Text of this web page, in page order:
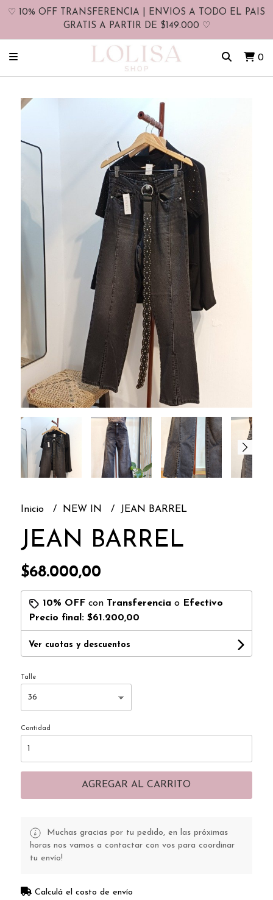
♡ 10% OFF TRANSFERENCIA | ENVIOS A TODO EL PAIS
GRATIS A PARTIR DE $149.000 ♡
0
Inicio NEW IN JEAN BARREL
JEAN BARREL
$68.000,00
10% OFFcon Transferencia o Efectivo
Precio final: $61.200,00
Ver cuotas y descuentos
Talle
Cantidad
AGREGAR AL CARRITO
Muchas gracias por tu pedido, en las próximas
horas nos vamos a contactar con vos para coordinar
tu envío!
Calculá el costo de envío